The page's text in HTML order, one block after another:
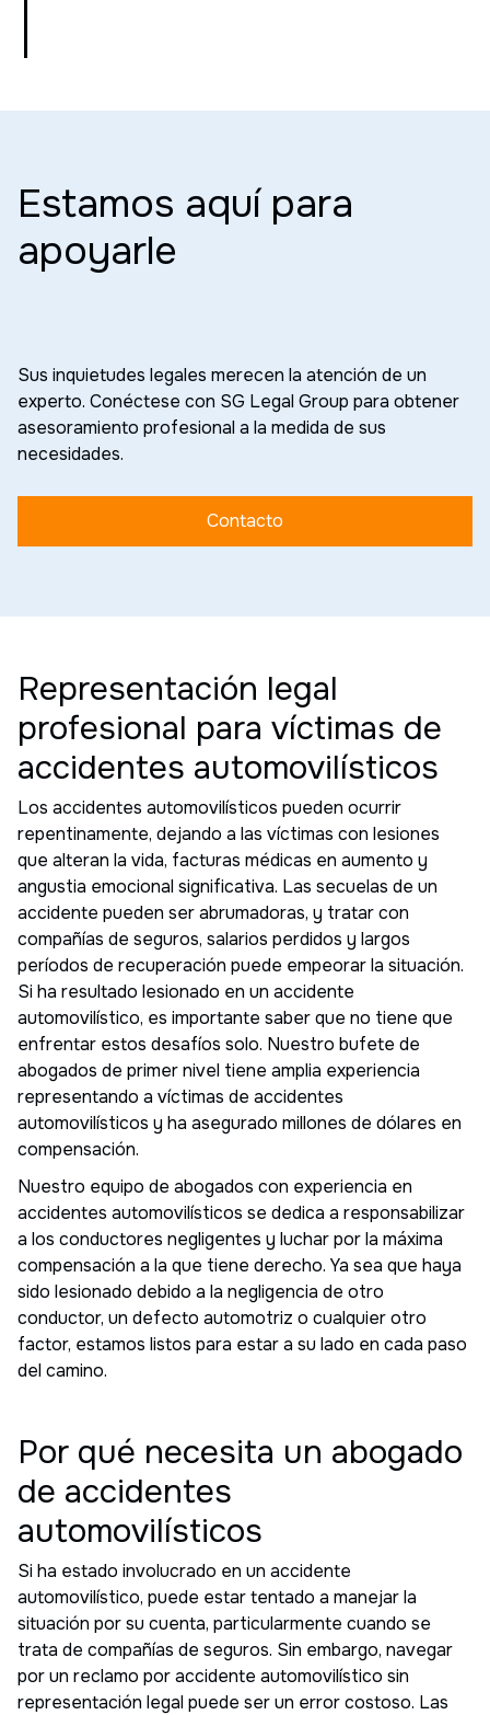
Estamos aquí para
apoyarle
Sus inquietudes legales merecen la atención de un
experto. Conéctese con SG Legal Group para obtener
asesoramiento profesional a la medida de sus
necesidades.
Contacto
Representación legal
profesional para víctimas de
accidentes automovilísticos
Los accidentes automovilísticos pueden ocurrir
repentinamente, dejando a las víctimas con lesiones
que alteran la vida, facturas médicas en aumento y
angustia emocional significativa. Las secuelas de un
accidente pueden ser abrumadoras, y tratar con
compañías de seguros, salarios perdidos y largos
períodos de recuperación puede empeorar la situación.
Si ha resultado lesionado en un accidente
automovilístico, es importante saber que no tiene que
enfrentar estos desafíos solo. Nuestro bufete de
abogados de primer nivel tiene amplia experiencia
representando a víctimas de accidentes
automovilísticos y ha asegurado millones de dólares en
compensación.
Nuestro equipo de abogados con experiencia en
accidentes automovilísticos se dedica a responsabilizar
a los conductores negligentes y luchar por la máxima
compensación a la que tiene derecho. Ya sea que haya
sido lesionado debido a la negligencia de otro
conductor, un defecto automotriz o cualquier otro
factor, estamos listos para estar a su lado en cada paso
del camino.
Por qué necesita un abogado
de accidentes
automovilísticos
Si ha estado involucrado en un accidente
automovilístico, puede estar tentado a manejar la
situación por su cuenta, particularmente cuando se
trata de compañías de seguros. Sin embargo, navegar
por un reclamo por accidente automovilístico sin
representación legal puede ser un error costoso. Las